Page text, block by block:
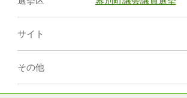
サイト
その他